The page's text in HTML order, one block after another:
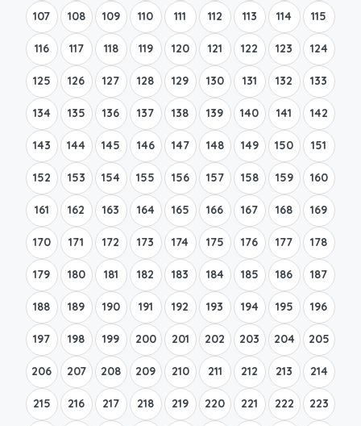
107 108 109 110 111 112 113 114 115
116 117 118 119 120 121 122 123 124
125 126 127 128 129 130 131 132 133
134 135 136 137 138 139 140 141 142
143 144 145 146 147 148 149 150 151
152 153 154 155 156 157 158 159 160
161 162 163 164 165 166 167 168 169
170 171 172 173 174 175 176 177 178
179 180 181 182 183 184 185 186 187
188 189 190 191 192 193 194 195 196
197 198 199 200 201 202 203 204 205
206 207 208 209 210 211 212 213 214
215 216 217 218 219 220 221 222 223